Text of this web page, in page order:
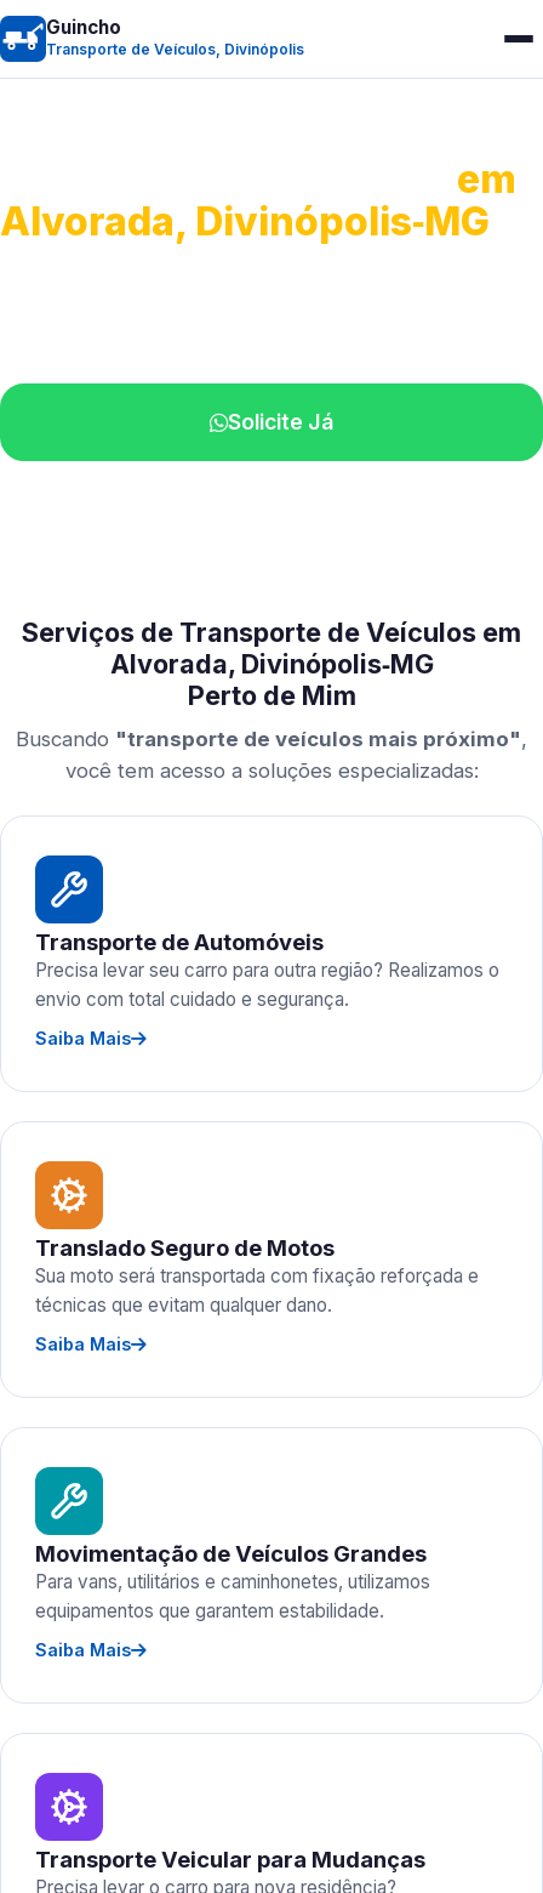
Guincho
Transporte de Veículos, Divinópolis
em
Alvorada, Divinópolis‑MG
Solicite Já
Serviços de Transporte de Veículos em
Alvorada, Divinópolis‑MG
Perto de Mim
Buscando "transporte de veículos mais próximo",
você tem acesso a soluções especializadas:
Transporte de Automóveis
Precisa levar seu carro para outra região? Realizamos o
envio com total cuidado e segurança.
Saiba Mais
Translado Seguro de Motos
Sua moto será transportada com fixação reforçada e
técnicas que evitam qualquer dano.
Saiba Mais
Movimentação de Veículos Grandes
Para vans, utilitários e caminhonetes, utilizamos
equipamentos que garantem estabilidade.
Saiba Mais
Transporte Veicular para Mudanças
Precisa levar o carro para nova residência?